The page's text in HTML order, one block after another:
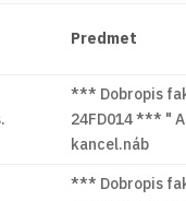
Predmet
*** Dobropis
24FD014 *** "
kancel.náb
*** Dobropis